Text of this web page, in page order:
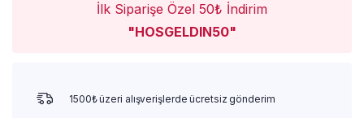
İlk Siparişe Özel 50₺ İndirim
"HOSGELDIN50"
1500₺ üzeri alışverişlerde ücretsiz gönderim